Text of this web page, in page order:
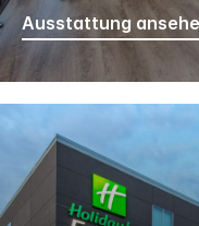
Ausstattung